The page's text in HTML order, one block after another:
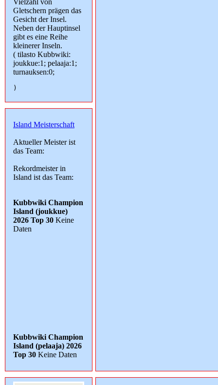
Gletschern prägen das
Gesicht der Insel.
Neben der Hauptinsel
gibt es eine Reihe
kleinerer Inseln.
( tilasto Kubbwiki:
joukkue:1; pelaaja:1;
turnauksen:0;
Island Meisterschaft
Aktueller Meister ist
das Team:
Rekordmeister in
Island ist das Team:
Kubbwiki Champion
Island (joukkue)
2026 Top 30 Keine
Daten
Kubbwiki Champion
Island (pelaaja) 2026
Top 30 Keine Daten